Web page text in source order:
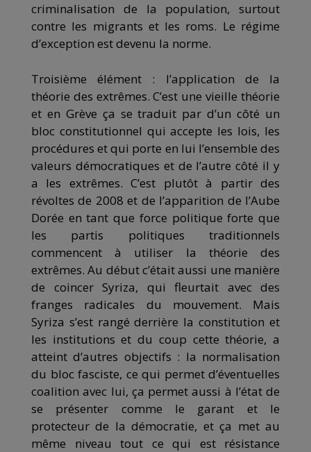
criminalisation de la population, surtout
contre les migrants et les roms. Le régime
d’exception est devenu la norme.
Troisième élément : l’application de la
théorie des extrêmes. C’est une vieille théorie
et en Grève ça se traduit par d’un côté un
bloc constitutionnel qui accepte les lois, les
procédures et qui porte en lui l’ensemble des
valeurs démocratiques et de l’autre côté il y
a les extrêmes. C’est plutôt à partir des
révoltes de 2008 et de l’apparition de l’Aube
Dorée en tant que force politique forte que
les partis politiques traditionnels
commencent à utiliser la théorie des
extrêmes. Au début c’était aussi une manière
de coincer Syriza, qui fleurtait avec des
franges radicales du mouvement. Mais
Syriza s’est rangé derrière la constitution et
les institutions et du coup cette théorie, a
atteint d’autres objectifs : la normalisation
du bloc fasciste, ce qui permet d’éventuelles
coalition avec lui, ça permet aussi à l’état de
se présenter comme le garant et le
protecteur de la démocratie, et ça met au
même niveau tout ce qui est résistance